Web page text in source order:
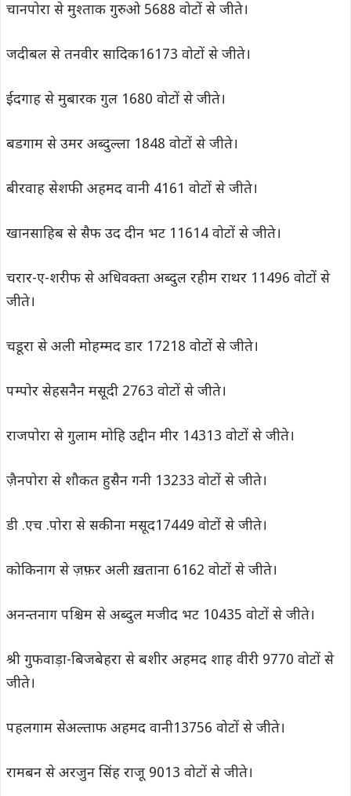
चानपोरा से मुश्ताक गुरुओ 5688 वोटों से जीते।
जदीबल से तनवीर सादिक16173 वोटों से जीते।
ईदगाह से मुबारक गुल 1680 वोटों से जीते।
बडगाम से उमर अब्दुल्ला 1848 वोटों से जीते।
बीरवाह सेशफी अहमद वानी 4161 वोटों से जीते।
खानसाहिब से सैफ उद दीन भट 11614 वोटों से जीते।
चरार-ए-शरीफ से अधिवक्ता अब्दुल रहीम राथर 11496 वोटों से
जीते।
चडूरा से अली मोहम्मद डार 17218 वोटों से जीते।
पम्पोर सेहसनैन मसूदी 2763 वोटों से जीते।
राजपोरा से गुलाम मोहि उद्दीन मीर 14313 वोटों से जीते।
ज़ैनपोरा से शौकत हुसैन गनी 13233 वोटों से जीते।
डी .एच .पोरा से सकीना मसूद17449 वोटों से जीते।
कोकिनाग से ज़फ़र अली ख़ताना 6162 वोटों से जीते।
अनन्तनाग पश्चिम से अब्दुल मजीद भट 10435 वोटों से जीते।
श्री गुफवाड़ा-बिजबेहरा से बशीर अहमद शाह वीरी 9770 वोटों से
जीते।
पहलगाम सेअल्ताफ अहमद वानी13756 वोटों से जीते।
रामबन से अरजुन सिंह राजू 9013 वोटों से जीते।